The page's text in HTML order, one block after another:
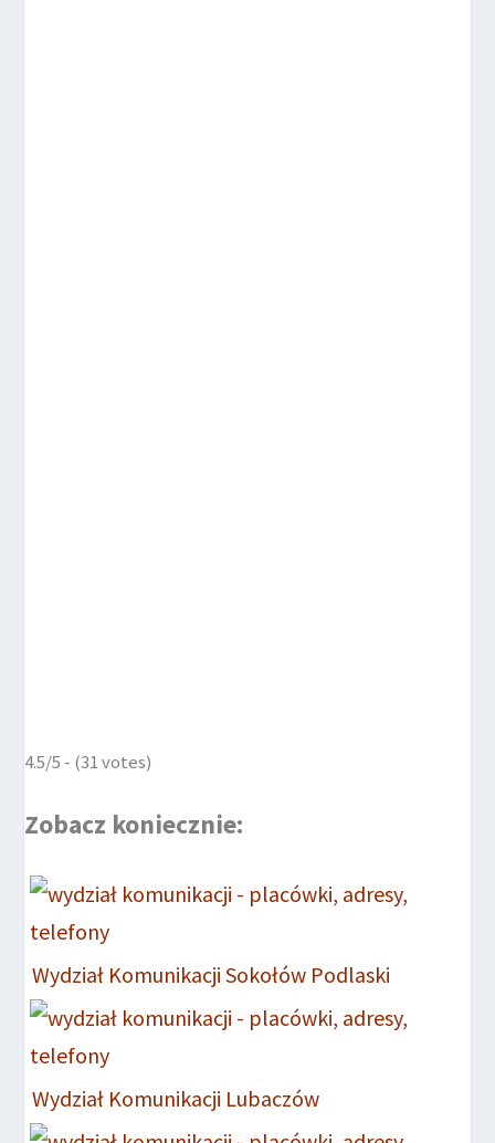
4.5/5 - (31 votes)
Zobacz koniecznie:
Wydział Komunikacji Sokołów Podlaski
Wydział Komunikacji Lubaczów